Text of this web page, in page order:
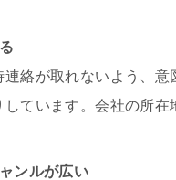
絡が取れないよう、
ています。会社の所在
ンルが広い